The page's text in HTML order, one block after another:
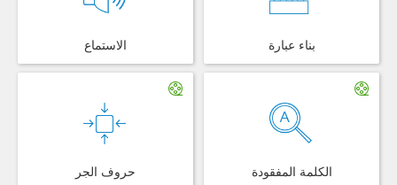
الاستماع بناء عبارة
حروف الجر الكلمة المفقودة